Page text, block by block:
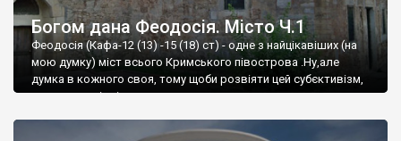
Богом дана Феодосія. Місто Ч.1
Феодосія (Кафа-12 (13) -15 (18) ст) - одне з найцікавіших (на
мою думку) міст всього Кримського півострова .Ну,але
думка в кожного своя, тому щоби розвіяти цей субєктивізм,
запрошую відвідати це